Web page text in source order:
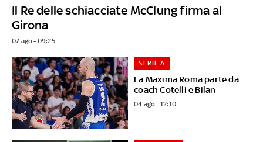
Il Re delle schiacciate McClung firma al
Girona
07 ago - 09:25
La Maxima Roma parte da
coach Cotelli e Bilan
SERIE A
04 ago - 12:10